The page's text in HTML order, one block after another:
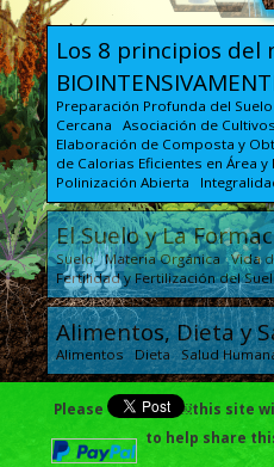
Los 8 principios del
Preparación Profunda del
Cercana Asociación de
Elaboración de Composta y
de Calorias Eficientes en Área
Polinización Abierta
El Suelo y La
Suelo Materia Orgánica Vida
Fertilidad y Fertilización del
Alimentos, Dieta y
Alimentos Dieta Salud
Planificación del
Escalabilidad
Planificación Ingresos y
Please ￼this site
to help share